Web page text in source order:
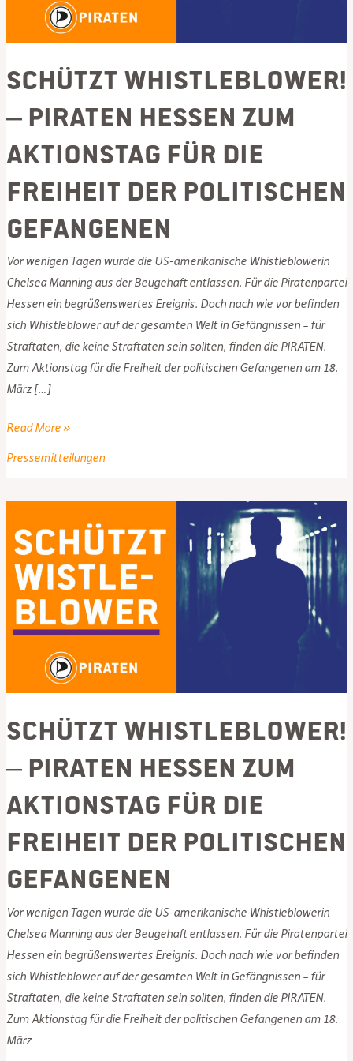
Schützt Whistleblower!
– PIRATEN Hessen zum
Aktionstag für die
Freiheit der politischen
Gefangenen
Vor wenigen Tagen wurde die US-amerikanische Whistleblowerin
Chelsea Manning aus der Beugehaft entlassen. Für die Piratenpartei
Hessen ein begrüßenswertes Ereignis. Doch nach wie vor befinden
sich Whistleblower auf der gesamten Welt in Gefängnissen – für
Straftaten, die keine Straftaten sein sollten, finden die PIRATEN.
Zum Aktionstag für die Freiheit der politischen Gefangenen am 18.
März […]
Schützt
zum
Aktionstag
für
die
Freiheit
der
politischen
Gefangenen
Read More »
Pressemitteilungen
Schützt Whistleblower!
– PIRATEN Hessen zum
Aktionstag für die
Freiheit der politischen
Gefangenen
Vor wenigen Tagen wurde die US-amerikanische Whistleblowerin
Chelsea Manning aus der Beugehaft entlassen. Für die Piratenpartei
Hessen ein begrüßenswertes Ereignis. Doch nach wie vor befinden
sich Whistleblower auf der gesamten Welt in Gefängnissen – für
Straftaten, die keine Straftaten sein sollten, finden die PIRATEN.
Zum Aktionstag für die Freiheit der politischen Gefangenen am 18.
März